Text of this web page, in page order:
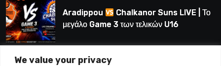
We value your privacy
Aradippou
Chalkanor Suns LIVE | Το
μεγάλο Game 3 των τελικών U16